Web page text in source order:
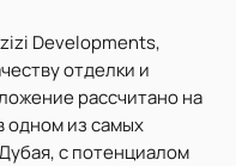
Developments,
отделки и
рассчитано на
из самых
с потенциалом